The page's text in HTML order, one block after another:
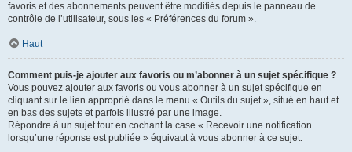
favoris et des abonnements peuvent être modifiés depuis le panneau de
contrôle de l’utilisateur, sous les « Préférences du forum ».
Haut
Comment puis-je ajouter aux favoris ou m’abonner à un sujet spécifique ?
Vous pouvez ajouter aux favoris ou vous abonner à un sujet spécifique en
cliquant sur le lien approprié dans le menu « Outils du sujet », situé en haut et
en bas des sujets et parfois illustré par une image.
Répondre à un sujet tout en cochant la case « Recevoir une notification
lorsqu’une réponse est publiée » équivaut à vous abonner à ce sujet.